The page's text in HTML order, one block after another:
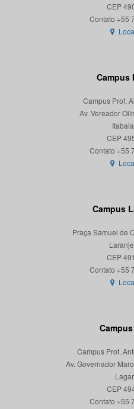
CEP
Campus
Campus Prof.
Av. Vereador
CEP
Campus
Praça Samuel de
CEP
Campus Prof.
Av. Governador
CEP